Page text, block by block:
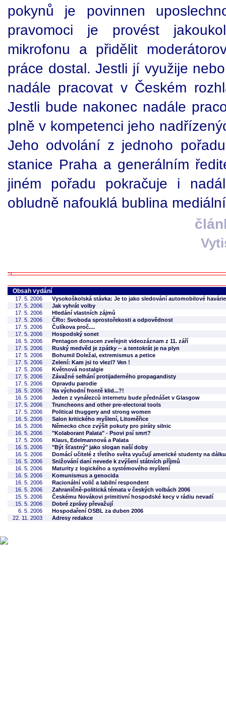
pokynů je povinnen
pravomoci je provést
mikrofonu a přidělit
práce dostal. Jestli jí využije
nadále pracovat v Českém
Jestli bude nakonec nadále
plně v kompetenci jeho
Jeho odvolání z jednoho
stanice Praha a generálním
jiném pořadu pokračuje i
obludně nafouklá bublina
Obsah vydání
17. 5. 2006
Vysokoškolská stávka: Je to jako sledování automobilové
17. 5. 2006
Jak vyhrát volby
17. 5. 2006
Hledání vlastních zájmů
17. 5. 2006
ČRo: Svoboda sprostořekosti a odpovědnost
17. 5. 2006
Čulíkova proč....
17. 5. 2006
Hospodský sonet
16. 5. 2006
Pentagon donucen zveřejnit videozáznam z 11. září
17. 5. 2006
Ruský medvěd je zpátky -- a tentokrát je na plyn
17. 5. 2006
Bohumil Doležal, extremismus a petice
17. 5. 2006
Zelení: Kam jsi to vlezl? Ven !
17. 5. 2006
Květnová nostalgie
17. 5. 2006
Závažné selhání protijaderného propagandisty
17. 5. 2006
Opravdu parodie
16. 5. 2006
Na východní frontě klid...?!
16. 5. 2006
Jeden z vynálezců internetu bude přednášet v Glasgow
17. 5. 2006
Truncheons and other pre-electoral tools
17. 5. 2006
Political thuggery and strong women
16. 5. 2006
Salon kritického myšlení, Litoměřice
16. 5. 2006
Německo chce zvýšit pokuty pro piráty silnic
16. 5. 2006
"Kolaborant Palata" - Psovi psí smrt?
17. 5. 2006
Klaus, Edelmannová a Palata
16. 5. 2006
"Být šťastný" jako slogan naší doby
16. 5. 2006
Domácí učitelé z třetího světa vyučují americké studenty na dálku
16. 5. 2006
Snižování daní nevede k zvýšení státních příjmů
16. 5. 2006
Maturity z logického a systémového myšlení
16. 5. 2006
Komunismus a genocida
16. 5. 2006
Racionální volič a labilní respondent
16. 5. 2006
Zahraničně-politická témata v českých volbách 2006
15. 5. 2006
Českému Novákovi primitivní hospodské kecy v rádiu nevadí
15. 5. 2006
Dobré zprávy převažují
6. 5. 2006
Hospodaření OSBL za duben 2006
22. 11. 2003
Adresy redakce